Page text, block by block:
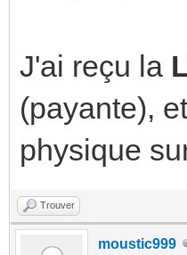
J'ai reçu la
(payante),
physique
Trouver
moustic999